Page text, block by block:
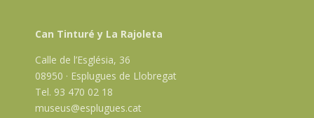
Can Tinturé y La Rajoleta
Calle de l’Església, 36
08950 · Esplugues de Llobregat
Tel. 93 470 02 18
museus@esplugues.cat